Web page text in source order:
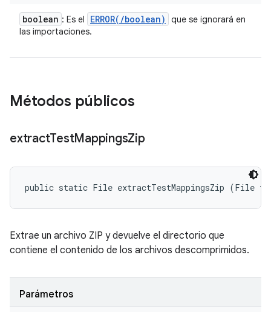
boolean : Es el ERROR( /boolean)
que se ignorará en
las importaciones.
Métodos públicos
extractTestMappingsZip
public static File extractTestMappingsZip (File
Extrae un archivo ZIP y devuelve el directorio que
contiene el contenido de los archivos descomprimidos.
Parámetros